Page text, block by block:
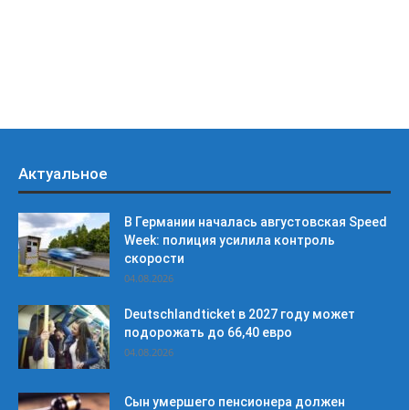
Актуальное
В Германии началась августовская Speed
Week: полиция усилила контроль
скорости
04.08.2026
Deutschlandticket в 2027 году может
подорожать до 66,40 евро
04.08.2026
Сын умершего пенсионера должен